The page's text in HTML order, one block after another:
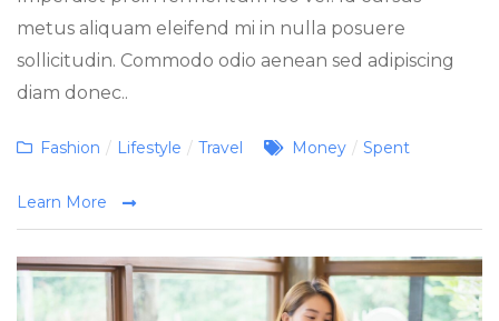
metus aliquam eleifend mi in nulla posuere
sollicitudin. Commodo odio aenean sed adipiscing
diam donec..
Categories
Fashion / Lifestyle / Travel Tags
Money / Spent
Learn More